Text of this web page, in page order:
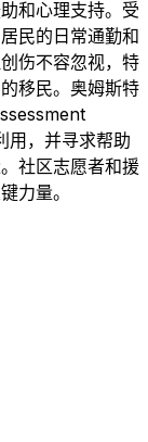
和心理支持。受
民的日常通勤和
伤不容忽视，特
移民。奥姆斯特
用，并寻求帮助
社区志愿者和援
力量。